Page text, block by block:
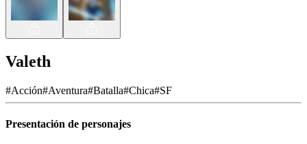
Valeth
#Acción#Aventura#Batalla#Chica#SF
Presentación de personajes